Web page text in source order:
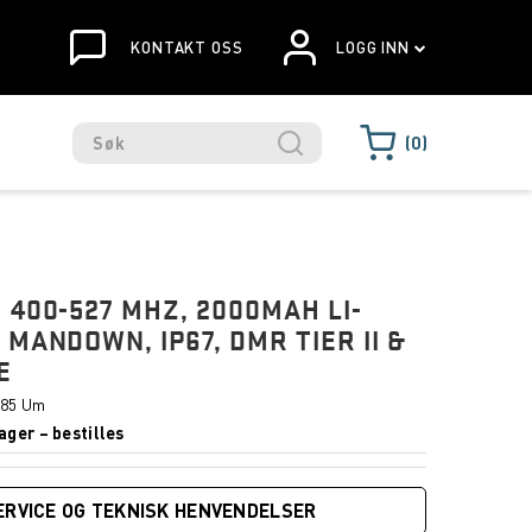
KONTAKT OSS LOGG INN
0
400-527 MHZ, 2000MAH LI-
MANDOWN, IP67, DMR TIER II &
Um
– bestilles
OG TEKNISK HENVENDELSER